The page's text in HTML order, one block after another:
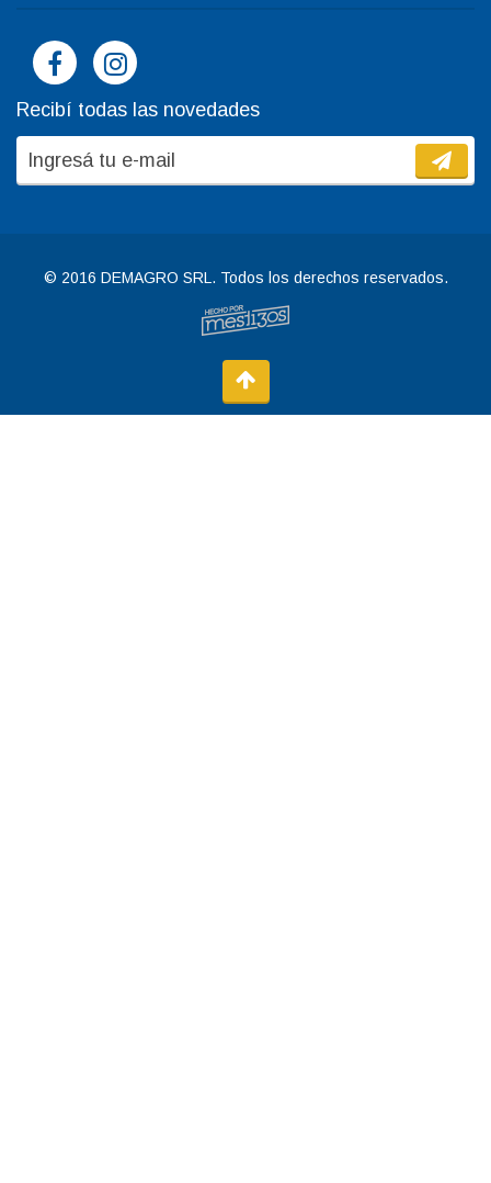
Recibí todas las novedades
© 2016 DEMAGRO SRL. Todos los derechos reservados.